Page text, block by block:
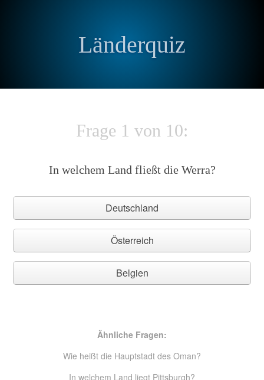
Länderquiz
Frage 1 von 10:
In welchem Land fließt die Werra?
Deutschland
Österreich
Belgien
Ähnliche Fragen:
Wie heißt die Hauptstadt des Oman?
In welchem Land liegt Pittsburgh?